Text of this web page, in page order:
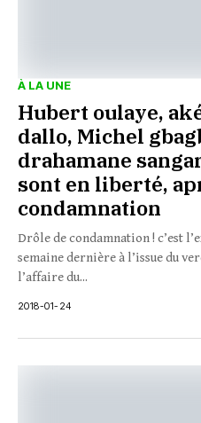
À LA UNE
Hubert oulaye,
dallo, Michel
drahamane
sont en liberté,
condamnation
Drôle de condamnation ! c’est
semaine dernière à l’issue du
l’affaire du...
2018-01-24